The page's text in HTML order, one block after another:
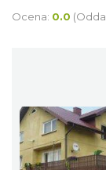
Ocena: 0.0